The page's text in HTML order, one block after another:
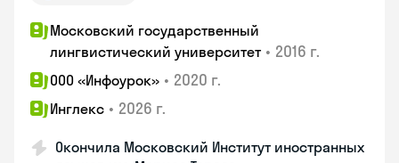
Московский государственный
лингвистический университет • 2016 г.
ООО «Инфоурок» • 2020 г.
Инглекс • 2026 г.
Окончила Московский Институт иностранных